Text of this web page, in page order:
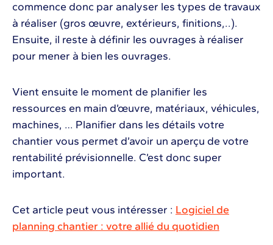
commence donc par analyser les types de travaux
à réaliser (gros œuvre, extérieurs, finitions,..).
Ensuite, il reste à définir les ouvrages à réaliser
pour mener à bien les ouvrages.
Vient ensuite le moment de planifier les
ressources en main d’œuvre, matériaux, véhicules,
machines, … Planifier dans les détails votre
chantier vous permet d’avoir un aperçu de votre
rentabilité prévisionnelle. C’est donc super
important.
Cet article peut vous intéresser : Logiciel de
planning chantier : votre allié du quotidien